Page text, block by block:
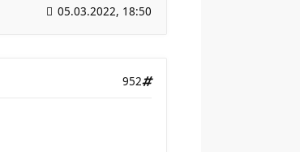
05.03.2022, 18:50
952